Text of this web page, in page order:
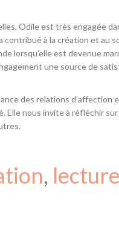
Odile est très engagée
à la création et au
lorsqu’elle est devenue
une source de
des relations
Elle nous invite à réfléchir
, lecture